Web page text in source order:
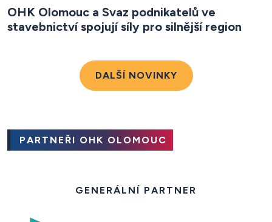
OHK Olomouc a Svaz podnikatelů ve
stavebnictví spojují síly pro silnější region
DALŠÍ NOVINKY
PARTNEŘI OHK OLOMOUC
GENERÁLNÍ PARTNER